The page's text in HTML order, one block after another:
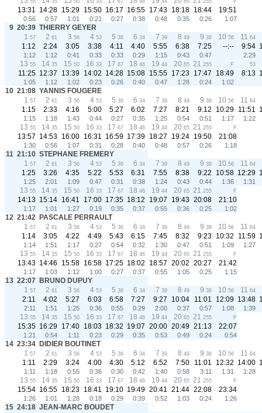
55 35 50 33 67 46 44 65 255 F
13:31 14:28 15:29 15:50 16:17 16:55 17:43 18:18 18:44 19:51
0:56 0:57 1:01 0:21 0:27 0:38 0:48 0:35 0:26 1:07
9 20:39 THIERRY GEYER
1 57 2 61 3 56 4 53 5 36 6 34 7 39 8 49 9 38 10 56 11 64
1:12
2:24 3:05 3:38 4:11 4:40 5:55 6:38 7:25 --:-- 9:54
1:12 1:12 0:41 0:33 0:33 0:29 1:15 0:43 0:47 2:29
13 55 14 35 15 50 16 33 17 67 18 46 19 44 20 65 21 255 F 53
11:25 12:37 13:39 14:02 14:28 15:08 15:55 17:23 17:47 18:49 8:13
1:05 1:12 1:02 0:23 0:26 0:40 0:47 1:28 0:24 1:02
10 21:08 YANNIS FOUGERE
1 57 2 61 3 56 4 53 5 36 6 34 7 39 8 49 9 38 10 56 11 64
1:15
2:33 4:16 5:00 5:27 6:02 7:27 8:21 9:12 10:29 11:51
1:15 1:18 1:43 0:44 0:27 0:35 1:25 0:54 0:51 1:17 1:22
13 55 14 35 15 50 16 33 17 67 18 46 19 44 20 65 21 255 F
13:57 14:53 16:00 16:31 16:59 17:39 18:27 19:24 19:50 21:08
1:30 0:56 1:07 0:31 0:28 0:40 0:48 0:57 0:26 1:18
11 21:10 STEPHANE FREMERY
1 57 2 61 3 56 4 53 5 36 6 34 7 39 8 49 9 38 10 56 11 64
1:25
3:26 4:35 5:22 5:53 6:31 7:55 8:38 9:22 10:58 12:29
1:25 2:01 1:09 0:47 0:31 0:38 1:24 0:43 0:44 1:36 1:31
13 55 14 35 15 50 16 33 17 67 18 46 19 44 20 65 21 255 F
14:13 15:14 16:41 17:00 17:35 18:12 19:07 19:43 20:08 21:10
1:17 1:01 1:27 0:19 0:35 0:37 0:55 0:36 0:25 1:02
12 21:42 PASCALE PERRAULT
1 57 2 61 3 56 4 53 5 36 6 34 7 39 8 49 9 38 10 56 11 64
1:14
3:05 4:22 4:49 5:43 6:15 7:45 8:32 9:23 10:32 11:59
1:14 1:51 1:17 0:27 0:54 0:32 1:30 0:47 0:51 1:09 1:27
13 55 14 35 15 50 16 33 17 67 18 46 19 44 20 65 21 255 F
13:43 14:46 15:58 16:58 17:25 18:02 18:57 20:02 20:27 21:42
1:17 1:03 1:12 1:00 0:27 0:37 0:55 1:05 0:25 1:15
13 22:07 BRUNO DUPUY
1 57 2 61 3 56 4 53 5 36 6 34 7 39 8 49 9 38 10 56 11 64
2:11
4:02 5:27 6:03 6:58 7:27 9:27 10:04 11:01 12:09 13:48
2:11 1:51 1:25 0:36 0:55 0:29 2:00 0:37 0:57 1:08 1:39
13 55 14 35 15 50 16 33 17 67 18 46 19 44 20 65 21 255 F
15:35 16:29 17:40 18:03 18:32 19:07 20:00 20:49 21:13 22:07
1:21 0:54 1:11 0:23 0:29 0:35 0:53 0:49 0:24 0:54
14 23:34 DIDIER BOUTINET
1 57 2 61 3 56 4 53 5 36 6 34 7 39 8 49 9 38 10 56 11 64
1:11
2:29 3:24 4:00 4:30 5:12 6:52 7:50 11:01 12:32 14:00
1:11 1:18 0:55 0:36 0:30 0:42 1:40 0:58 3:11 1:31 1:28
13 55 14 35 15 50 16 33 17 67 18 46 19 44 20 65 21 255 F
15:54 16:55 18:23 18:41 19:10 19:49 20:41 21:44 22:08 23:34
1:26 1:01 1:28 0:18 0:29 0:39 0:52 1:03 0:24 1:26
15 24:18 JEAN-MARC BOUDET